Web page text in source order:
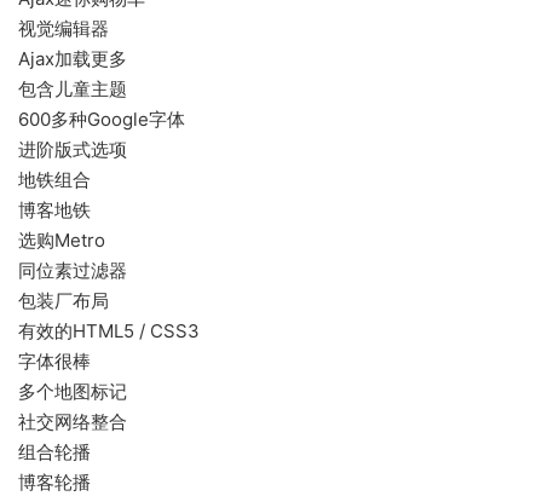
视觉编辑器
Ajax加载更多
包含儿童主题
600多种Google字体
进阶版式选项
地铁组合
博客地铁
选购Metro
同位素过滤器
包装厂布局
有效的HTML5 / CSS3
字体很棒
多个地图标记
社交网络整合
组合轮播
博客轮播